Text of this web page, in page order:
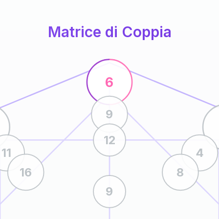
Matrice di Coppia
6
9
12
9
11
16
4
8